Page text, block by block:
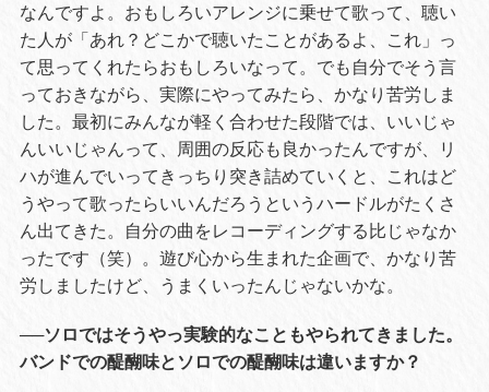
なんですよ。おもしろいアレンジに乗せて歌って、聴い
た人が「あれ？どこかで聴いたことがあるよ、これ」っ
て思ってくれたらおもしろいなって。でも自分でそう言
っておきながら、実際にやってみたら、かなり苦労しま
した。最初にみんなが軽く合わせた段階では、いいじゃ
んいいじゃんって、周囲の反応も良かったんですが、リ
ハが進んでいってきっちり突き詰めていくと、これはど
うやって歌ったらいいんだろうというハードルがたくさ
ん出てきた。自分の曲をレコーディングする比じゃなか
ったです（笑）。遊び心から生まれた企画で、かなり苦
労しましたけど、うまくいったんじゃないかな。
──ソロではそうやっ実験的なこともやられてきました。
バンドでの醍醐味とソロでの醍醐味は違いますか？